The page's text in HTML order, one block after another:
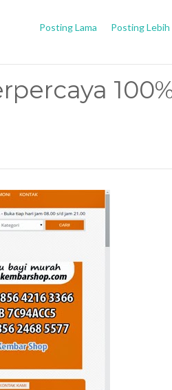
Posting Lebih
Posting Lama